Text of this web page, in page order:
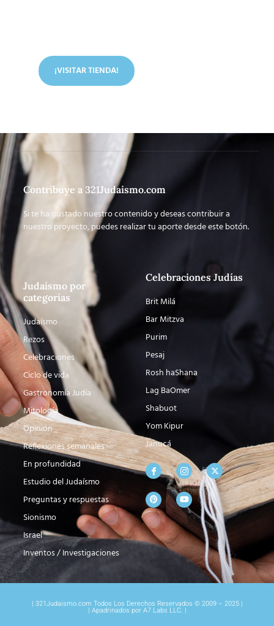
¡VISITAR TIENDA!
Contribuye a 321Judaismo.com
Si te ha gustado nuestro contenido y deseas contribuir a
nuestro proyecto, puedes realizar tu aporte desde este botón.
Judaísmo por
categorías
Judaísmo
Rezos
Celebraciones
Ciclo de vida
Gastronomía Judía
Mitología
Opinión
Reflexiones semanales
En profundidad
Estudio del Judaísmo
Preguntas y respuestas
Sionismo
Israel
Inventos / Investigaciones
Celebraciones Judías
Brit Milá
Bar Mitzva
Purim
Pesaj
Rosh haShana
Lag BaOmer
Shabuot
Yom Kipur
Janucá
| 321Judaismo.com Todos Los Derechos Reservados © 2009 – 2025 |
| Apadrinados por A7 Labs LLC. |